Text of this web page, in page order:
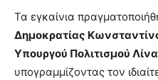
Τα εγκαίνια
Δημοκρατίας
Υπουργού Πολιτισμού
υπογραμμίζοντας τον